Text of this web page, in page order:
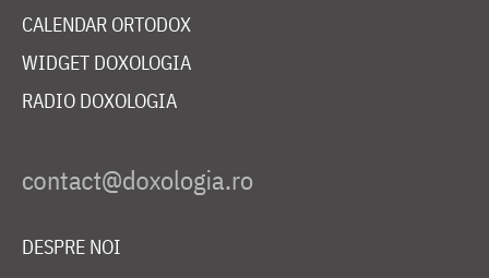
CALENDAR ORTODOX
WIDGET DOXOLOGIA
RADIO DOXOLOGIA
DESPRE NOI